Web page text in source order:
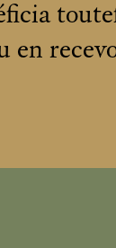
en